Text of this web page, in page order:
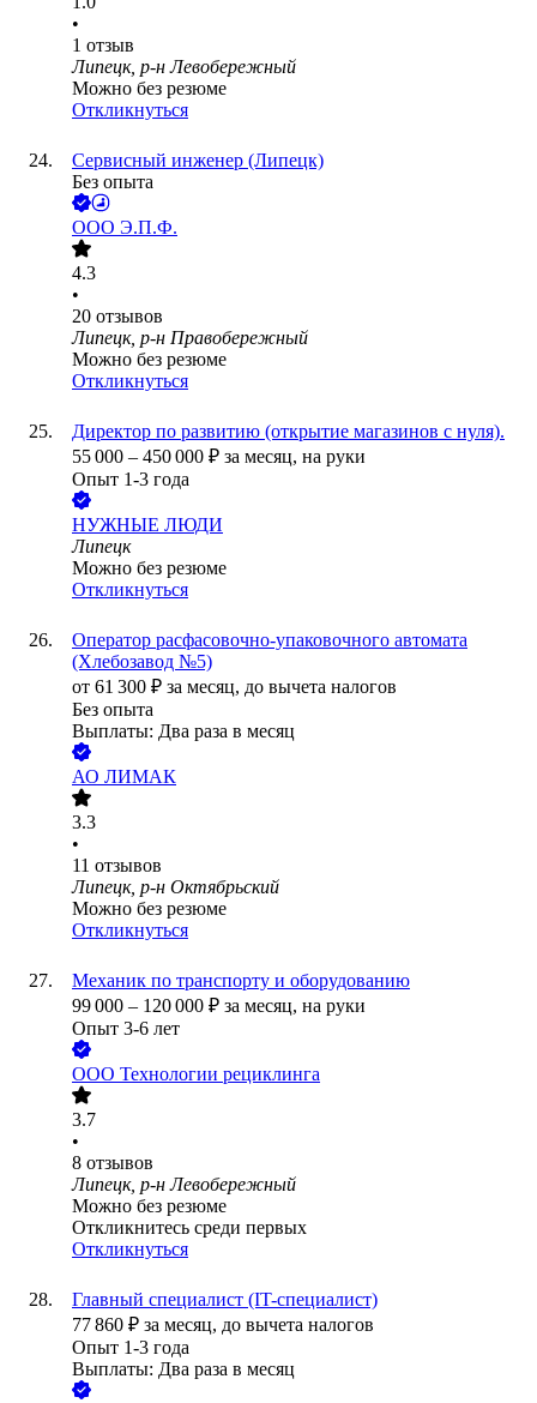
•
1 отзыв
Липецк, р-н Левобережный
Можно без резюме
Откликнуться
Сервисный инженер (Липецк)
Без опыта
ООО Э.П.Ф.
4.3
•
20 отзывов
Липецк, р-н Правобережный
Можно без резюме
Откликнуться
Директор по развитию (открытие магазинов с нуля).
55 000 – 450 000 ₽ за месяц, на руки
Опыт 1-3 года
НУЖНЫЕ ЛЮДИ
Липецк
Можно без резюме
Откликнуться
Оператор расфасовочно-упаковочного автомата
(Хлебозавод №5)
от 61 300 ₽ за месяц, до вычета налогов
Без опыта
Выплаты: Два раза в месяц
АО ЛИМАК
3.3
•
11 отзывов
Липецк, р-н Октябрьский
Можно без резюме
Откликнуться
Механик по транспорту и оборудованию
99 000 – 120 000 ₽ за месяц, на руки
Опыт 3-6 лет
ООО Технологии рециклинга
3.7
•
8 отзывов
Липецк, р-н Левобережный
Можно без резюме
Откликнитесь среди первых
Откликнуться
Главный специалист (IT-специалист)
77 860 ₽ за месяц, до вычета налогов
Опыт 1-3 года
Выплаты: Два раза в месяц